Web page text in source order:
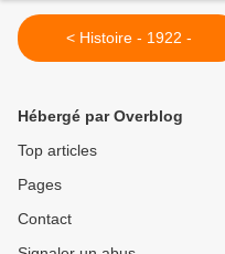
< Histoire - 1922 -
Hébergé par Overblog
Top articles
Pages
Contact